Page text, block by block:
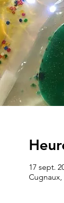
17 sept.
Cugnaux,